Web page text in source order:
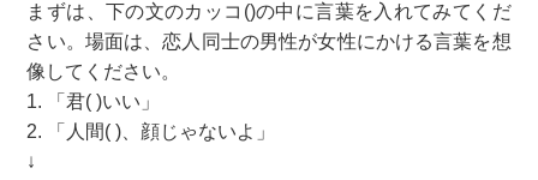
まずは、下の文のカッコ()の中に言葉を入れてみてくだ
さい。場面は、恋人同士の男性が女性にかける言葉を想
像してください。
1. 「君( )いい」
2. 「人間( )、顔じゃないよ」
↓